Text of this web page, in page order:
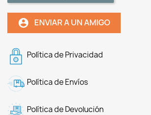
account_circle ENVIAR A UN AMIGO
Política de Privacidad
Política de Envíos
Política de Devolución